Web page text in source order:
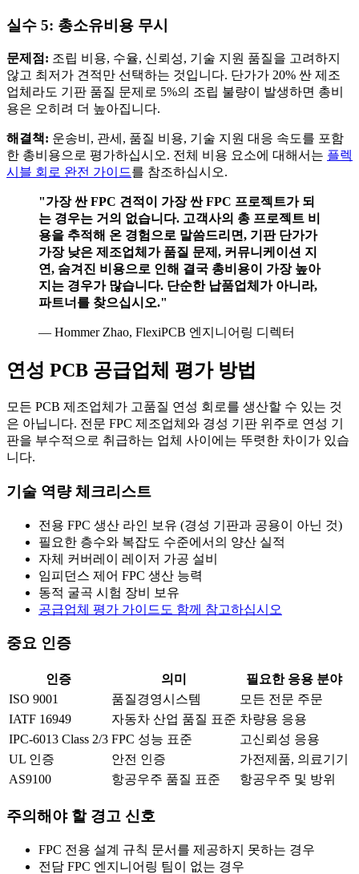
실수 5: 총소유비용 무시
문제점: 조립 비용, 수율, 신뢰성, 기술 지원 품질을 고려하지
않고 최저가 견적만 선택하는 것입니다. 단가가 20% 싼 제조
업체라도 기판 품질 문제로 5%의 조립 불량이 발생하면 총비
용은 오히려 더 높아집니다.
해결책: 운송비, 관세, 품질 비용, 기술 지원 대응 속도를 포함
한 총비용으로 평가하십시오. 전체 비용 요소에 대해서는 플렉
시블 회로 완전 가이드를 참조하십시오.
"가장 싼 FPC 견적이 가장 싼 FPC 프로젝트가 되
는 경우는 거의 없습니다. 고객사의 총 프로젝트 비
용을 추적해 온 경험으로 말씀드리면, 기판 단가가
가장 낮은 제조업체가 품질 문제, 커뮤니케이션 지
연, 숨겨진 비용으로 인해 결국 총비용이 가장 높아
지는 경우가 많습니다. 단순한 납품업체가 아니라,
파트너를 찾으십시오."
— Hommer Zhao, FlexiPCB 엔지니어링 디렉터
연성 PCB 공급업체 평가 방법
모든 PCB 제조업체가 고품질 연성 회로를 생산할 수 있는 것
은 아닙니다. 전문 FPC 제조업체와 경성 기판 위주로 연성 기
판을 부수적으로 취급하는 업체 사이에는 뚜렷한 차이가 있습
니다.
기술 역량 체크리스트
전용 FPC 생산 라인 보유 (경성 기판과 공용이 아닌 것)
필요한 층수와 복잡도 수준에서의 양산 실적
자체 커버레이 레이저 가공 설비
임피던스 제어 FPC 생산 능력
동적 굴곡 시험 장비 보유
공급업체 평가 가이드도 함께 참고하십시오
중요 인증
인증 의미
필요한 응용 분야
ISO 9001
품질경영시스템
모든 전문 주문
IATF 16949
자동차 산업 품질 표준 차량용 응용
IPC-6013 Class 2/3 FPC 성능 표준
고신뢰성 응용
UL 인증
안전 인증
가전제품, 의료기기
AS9100
항공우주 품질 표준 항공우주 및 방위
주의해야 할 경고 신호
FPC 전용 설계 규칙 문서를 제공하지 못하는 경우
전담 FPC 엔지니어링 팀이 없는 경우